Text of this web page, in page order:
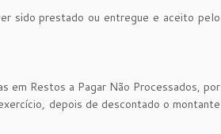
sido prestado ou entregue e aceito pelo
em Restos a Pagar Não Processados, por
depois de descontado o montante